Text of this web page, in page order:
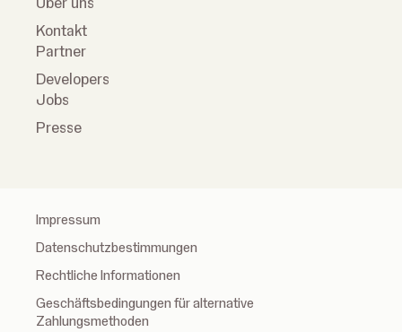
Kontakt
Partner
Developers
Jobs
Presse
Impressum
Datenschutzbestimmungen
Rechtliche Informationen
Geschäftsbedingungen für alternative
Zahlungsmethoden